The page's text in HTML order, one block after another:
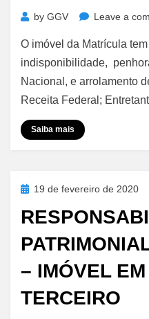
by GGV Leave a
O imóvel da Matrícula
indisponibilidade,
Nacional, e arrolamento
Receita Federal;
Saiba mais
Posted19 de fevereiro de 2020
– IMÓVEL
TERCEIRO